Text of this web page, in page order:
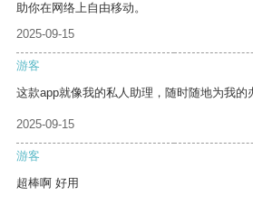
助你在网络上自由移动。
2025-09-15
游客
这款app就像我的私人助理，随时随地为我的
2025-09-15
游客
超棒啊 好用